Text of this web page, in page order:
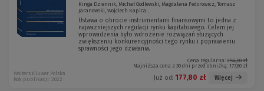
Kinga Dziennik, Michał Godlewski, Magdalena Fedorowicz, Tomasz
Jaranowski, Wojciech Kapica...
Ustawa o obrocie instrumentami finansowymi to jedna z
najważniejszych regulacji rynku kapitałowego. Celem jej
wprowadzenia było wdrożenie rozwiązań służących
zwiększeniu konkurencyjności tego rynku i poprawieniu
sprawności jego działania.
Cena regularna: 254,00 zł
Najniższa cena z 30 dni przed obniżką: 177,80 zł
Już od: 177,80 zł Więcej
Wolters Kluwer Polska
Rok publikacji: 2022